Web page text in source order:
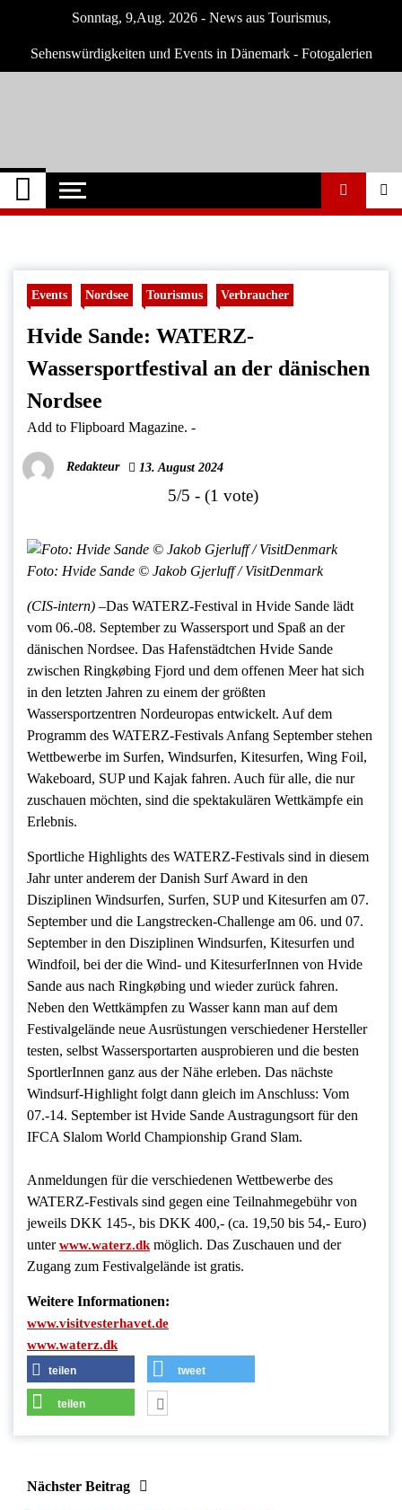
content
Sonntag, 9,Aug. 2026 - News aus Tourismus,
Sehenswürdigkeiten und Events in Dänemark - Fotogalerien
Dänemark Tipps
Neuigkeiten und Nachrichten in Dänemark
Events Nordsee Tourismus Verbraucher
Hvide Sande: WATERZ-
Wassersportfestival an der dänischen
Nordsee
Add to Flipboard Magazine. -
Redakteur 13. August 2024
5/5 - (1 vote)
Foto: Hvide Sande © Jakob Gjerluff / VisitDenmark
(CIS-intern) –Das WATERZ-Festival in Hvide Sande lädt
vom 06.-08. September zu Wassersport und Spaß an der
dänischen Nordsee. Das Hafenstädtchen Hvide Sande
zwischen Ringkøbing Fjord und dem offenen Meer hat sich
in den letzten Jahren zu einem der größten
Wassersportzentren Nordeuropas entwickelt. Auf dem
Programm des WATERZ-Festivals Anfang September stehen
Wettbewerbe im Surfen, Windsurfen, Kitesurfen, Wing Foil,
Wakeboard, SUP und Kajak fahren. Auch für alle, die nur
zuschauen möchten, sind die spektakulären Wettkämpfe ein
Erlebnis.
Sportliche Highlights des WATERZ-Festivals sind in diesem
Jahr unter anderem der Danish Surf Award in den
Disziplinen Windsurfen, Surfen, SUP und Kitesurfen am 07.
September und die Langstrecken-Challenge am 06. und 07.
September in den Disziplinen Windsurfen, Kitesurfen und
Windfoil, bei der die Wind- und KitesurferInnen von Hvide
Sande aus nach Ringkøbing und wieder zurück fahren.
Neben den Wettkämpfen zu Wasser kann man auf dem
Festivalgelände neue Ausrüstungen verschiedener Hersteller
testen, selbst Wassersportarten ausprobieren und die besten
SportlerInnen ganz aus der Nähe erleben. Das nächste
Windsurf-Highlight folgt dann gleich im Anschluss: Vom
07.-14. September ist Hvide Sande Austragungsort für den
IFCA Slalom World Championship Grand Slam.
Anmeldungen für die verschiedenen Wettbewerbe des
WATERZ-Festivals sind gegen eine Teilnahmegebühr von
jeweils DKK 145-, bis DKK 400,- (ca. 19,50 bis 54,- Euro)
unterwww.waterz.dk möglich. Das Zuschauen und der
Zugang zum Festivalgelände ist gratis.
Weitere Informationen:
www.visitvesterhavet.de
www.waterz.dk
teilen tweet
teilen
Nächster Beitrag